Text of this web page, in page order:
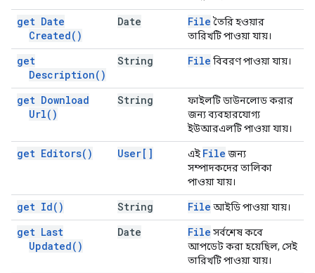
get Date
Created( )
Date File তৈরি হওয়ার
তারিখটি পাওয়া যায়।
get
Description( )
String File বিবরণ পাওয়া যায়।
get Download
Url( )
String
ফাইলটি ডাউনলোড করার
জন্য ব্যবহারযোগ্য
ইউআরএলটি পাওয়া যায়।
get Editors( ) User[] এই File জন্য
সম্পাদকদের তালিকা
পাওয়া যায়।
get Id( ) String File আইডি পাওয়া যায়।
get Last
Updated( )
Date File সর্বশেষ কবে
আপডেট করা হয়েছিল, সেই
তারিখটি পাওয়া যায়।